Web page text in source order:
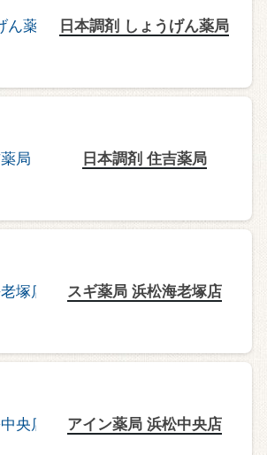
日本調剤 しょうげん薬局
日本調剤 住吉薬局
スギ薬局 浜松海老塚店
アイン薬局 浜松中央店